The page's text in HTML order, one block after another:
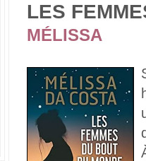
LES
MÉLISSA